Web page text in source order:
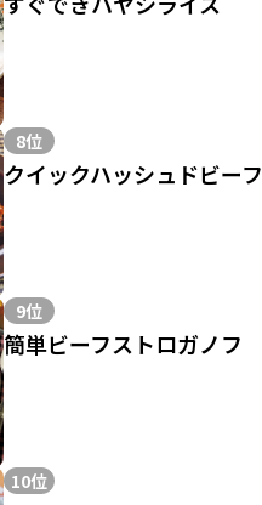
8位
クイックハッシュドビーフ
9位
簡単ビーフストロガノフ
10位